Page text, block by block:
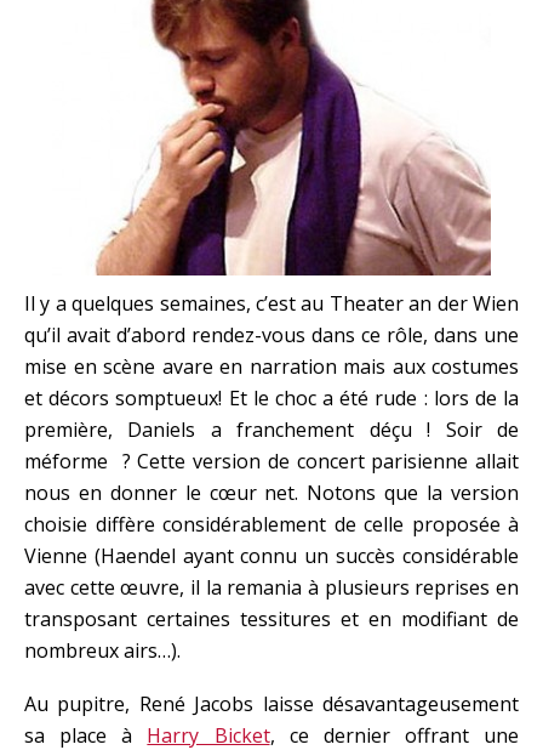
Il y a quelques semaines, c’est au Theater an der Wien
qu’il avait d’abord rendez-vous dans ce rôle, dans une
mise en scène avare en narration mais aux costumes
et décors somptueux! Et le choc a été rude : lors de la
première, Daniels a franchement déçu ! Soir de
méforme ? Cette version de concert parisienne allait
nous en donner le cœur net. Notons que la version
choisie diffère considérablement de celle proposée à
Vienne (Haendel ayant connu un succès considérable
avec cette œuvre, il la remania à plusieurs reprises en
transposant certaines tessitures et en modifiant de
nombreux airs…).
Au pupitre, René Jacobs laisse désavantageusement
sa place à Harry Bicket, ce dernier offrant une